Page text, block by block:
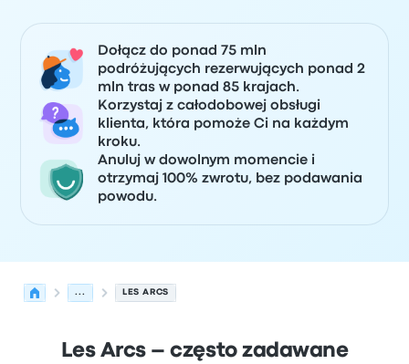
Dołącz do ponad 75 mln
podróżujących rezerwujących ponad 2
mln tras w ponad 85 krajach.
Korzystaj z całodobowej obsługi
klienta, która pomoże Ci na każdym
kroku.
Anuluj w dowolnym momencie i
otrzymaj 100% zwrotu, bez podawania
powodu.
... LES ARCS
Les Arcs – często zadawane